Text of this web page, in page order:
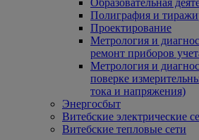
Образовательная
Полиграфия и
Проектирование
Метрология и
ремонт приборов
Метрология и
поверке
тока и напряжения)
Энергосбыт
Витебские электрические
Витебские тепловые сети